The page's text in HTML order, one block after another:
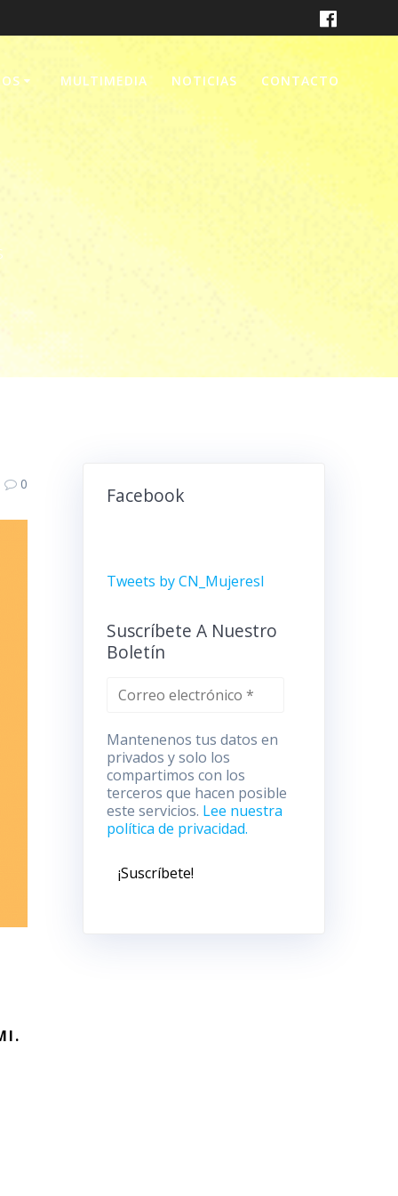
MULTIMEDIA NOTICIAS CONTACTO
0 Facebook
Tweets by CN_MujeresI
Suscríbete A Nuestro
Boletín
Mantenenos tus datos en
privados y solo los
compartimos con los
terceros que hacen posible
este servicios. Lee nuestra
política de privacidad.